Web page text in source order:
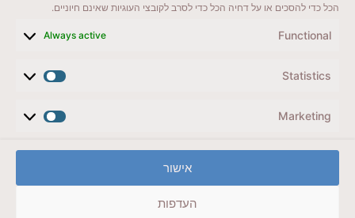
הכל כדי להסכים או על דחיה הכל כדי לסרב לקובצי העוגיות שאינם חיוניים.
Functional
Always active
Statistics
Marketing
אישור
העדפות
לשליחת הודעת וואטסאפ
veyatsati.laolam@gmail.com
מדיניות פרטיות // תנאי שימוש באתר